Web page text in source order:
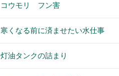
コウモリ フン害
寒くなる前に済ませたい水仕事
灯油タンクの詰まり